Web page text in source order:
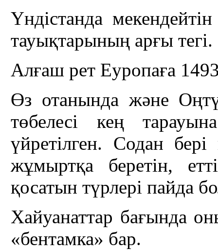
Үндістанда
тауықтарының арғы тегі.
Алғаш рет Еуропаға
Өз отанында және
төбелесі кең
үйретілген. Содан
жұмыртқа беретін,
қосатын түрлері пайда
Хайуанаттар бағында
«бентамка» бар.